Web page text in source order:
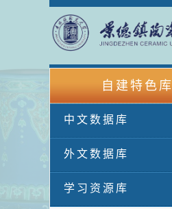
自建特色库
中文数据库
外文数据库
学习资源库